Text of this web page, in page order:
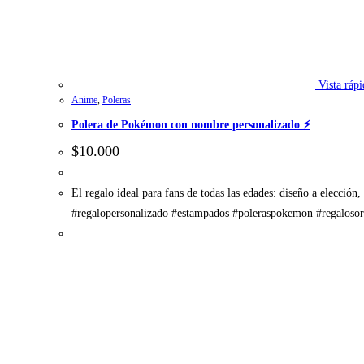
Vista
Anime, Poleras
Polera de Pokémon con nombre personalizado ⚡
$10.000
El regalo ideal para fans de todas las edades: diseño a
#regalopersonalizado #estampados #poleraspokemon